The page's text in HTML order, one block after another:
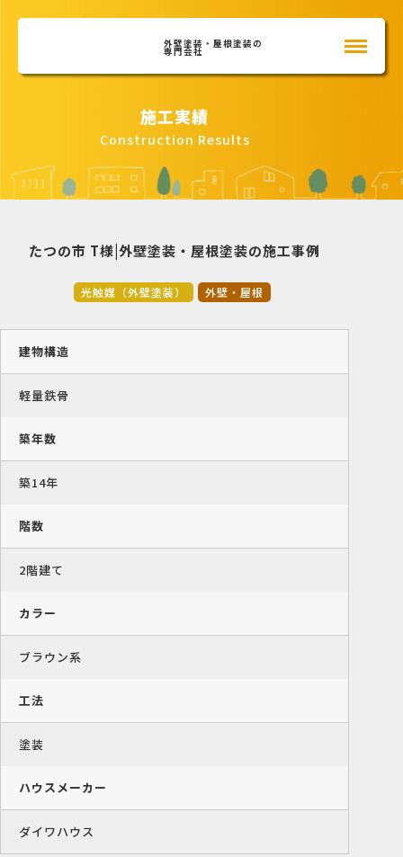
外壁塗装・屋根塗装の
専門会社
施工実績
Construction Results
たつの市 T様|外壁塗装・屋根塗装の施工事例
光触媒（外壁塗装） 外壁・屋根
建物構造
軽量鉄骨
築年数
築14年
階数
2階建て
カラー
ブラウン系
工法
塗装
ハウスメーカー
ダイワハウス